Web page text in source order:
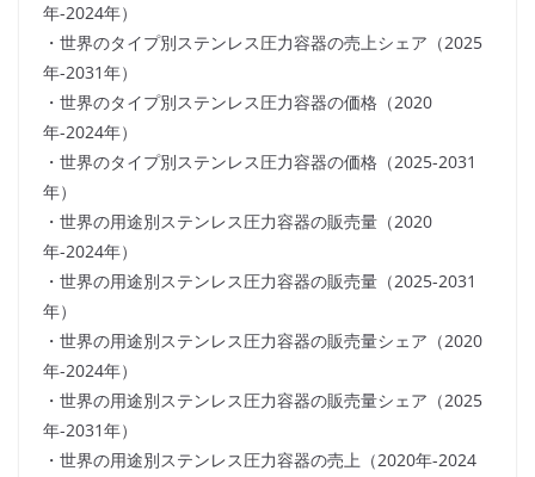
年-2024年）
・世界のタイプ別ステンレス圧力容器の売上シェア（2025
年-2031年）
・世界のタイプ別ステンレス圧力容器の価格（2020
年-2024年）
・世界のタイプ別ステンレス圧力容器の価格（2025-2031
年）
・世界の用途別ステンレス圧力容器の販売量（2020
年-2024年）
・世界の用途別ステンレス圧力容器の販売量（2025-2031
年）
・世界の用途別ステンレス圧力容器の販売量シェア（2020
年-2024年）
・世界の用途別ステンレス圧力容器の販売量シェア（2025
年-2031年）
・世界の用途別ステンレス圧力容器の売上（2020年-2024